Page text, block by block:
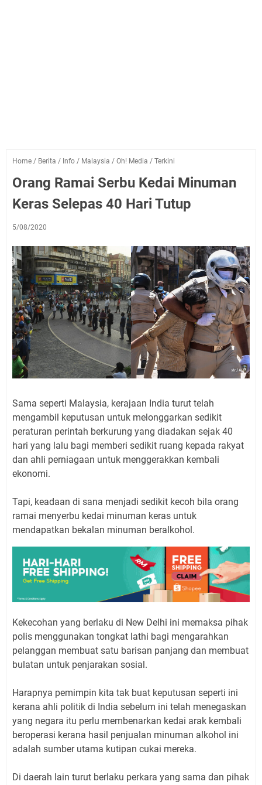
Home / Berita / Info / Malaysia / Oh! Media / Terkini
Orang Ramai Serbu Kedai Minuman
Keras Selepas 40 Hari Tutup
5/08/2020
Sama seperti Malaysia, kerajaan India turut telah
mengambil keputusan untuk melonggarkan sedikit
peraturan perintah berkurung yang diadakan sejak 40
hari yang lalu bagi memberi sedikit ruang kepada rakyat
dan ahli perniagaan untuk menggerakkan kembali
ekonomi.
Tapi, keadaan di sana menjadi sedikit kecoh bila orang
ramai menyerbu kedai minuman keras untuk
mendapatkan bekalan minuman beralkohol.
Kekecohan yang berlaku di New Delhi ini memaksa pihak
polis menggunakan tongkat lathi bagi mengarahkan
pelanggan membuat satu barisan panjang dan membuat
bulatan untuk penjarakan sosial.
Harapnya pemimpin kita tak buat keputusan seperti ini
kerana ahli politik di India sebelum ini telah menegaskan
yang negara itu perlu membenarkan kedai arak kembali
beroperasi kerana hasil penjualan minuman alkohol ini
adalah sumber utama kutipan cukai mereka.
Di daerah lain turut berlaku perkara yang sama dan pihak